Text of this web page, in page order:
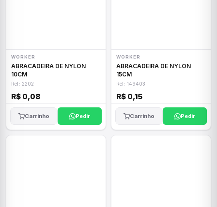
WORKER
ABRACADEIRA DE NYLON
10CM
Ref: 2202
R$ 0,08
Carrinho Pedir
WORKER
ABRACADEIRA DE NYLON
15CM
Ref: 149403
R$ 0,15
Carrinho Pedir